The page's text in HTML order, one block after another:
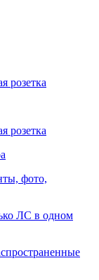
розетка
розетка
фото,
ЛС в одном